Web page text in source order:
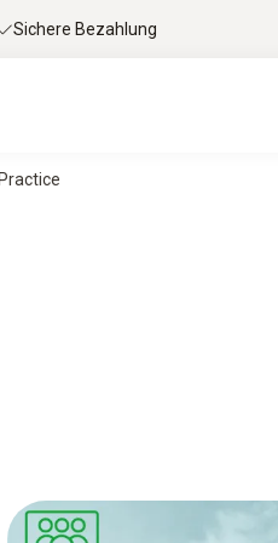
Sichere Bezahlung